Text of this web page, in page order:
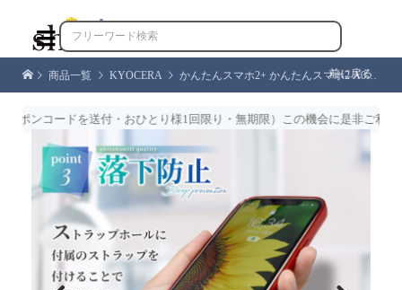

商品一覧 KYOCERA かんたんスマホ2+ かんたんスマホ2 A001KC ケース BASIO4 KYV47 ケース サイドメッキ加工 全5色 高透明 耐衝撃 衝撃吸収 防指紋 ストラップ付 簡単スマホ2 ケース カバー クリア
前に戻る
コードを送付・おひとり様1回限り・無期限）この機会に是非ご利用くだ